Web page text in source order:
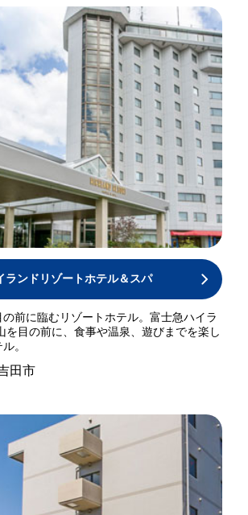
ランドリゾートホテル＆スパ
前に臨むリゾートホテル。富士急ハイラ
を目の前に、食事や温泉、遊びまでを楽し
。
田市